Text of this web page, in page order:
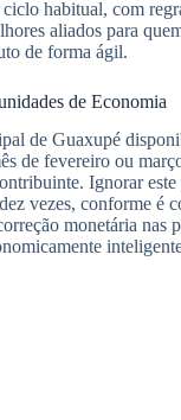
habitual, com
aliados para
de forma ágil.
de Economia
de Guaxupé
de fevereiro ou
Ignorar
vezes, conforme
monetária nas